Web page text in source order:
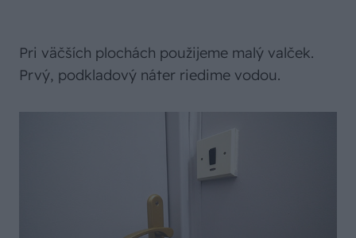
Pri väčších plochách použijeme malý valček.
Prvý, podkladový náter riedime vodou.